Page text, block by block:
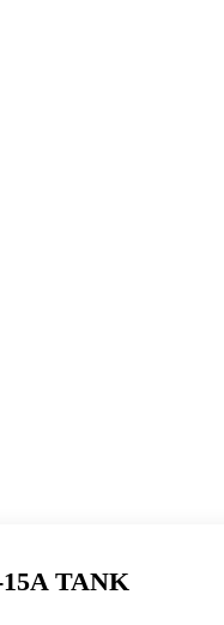
TANK